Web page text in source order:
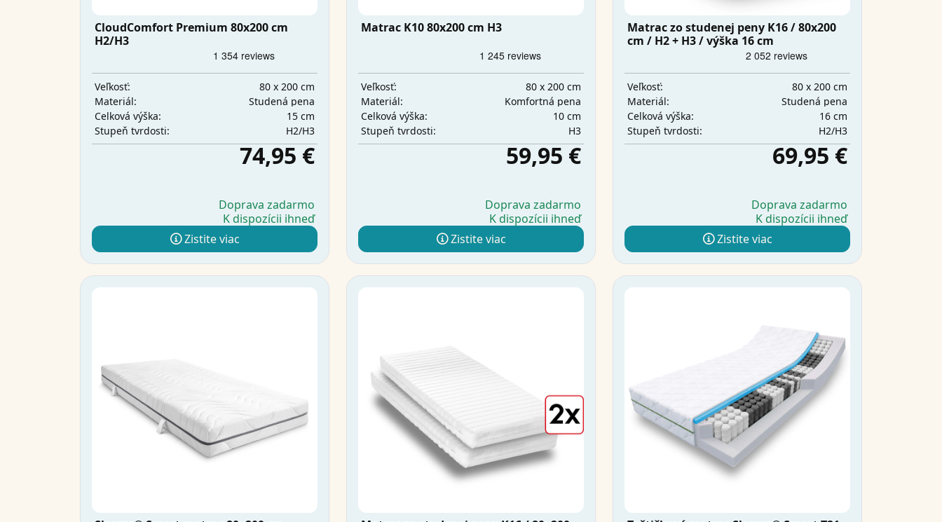
CloudComfort Premium 80x200 cm
H2/H3
Veľkosť:
80 x 200 cm
Materiál:
Studená pena
Celková výška:
15 cm
Stupeň tvrdosti:
H2/H3
74,95 €
Doprava zadarmo
K dispozícii ihneď
Zistite viac
Matrac K10 80x200 cm H3
Veľkosť:
80 x 200 cm
Materiál:
Komfortná pena
Celková výška:
10 cm
Stupeň tvrdosti:
H3
59,95 €
Doprava zadarmo
K dispozícii ihneď
Zistite viac
Matrac zo studenej peny K16 / 80x200
cm / H2 + H3 / výška 16 cm
Veľkosť:
80 x 200 cm
Materiál:
Studená pena
Celková výška:
16 cm
Stupeň tvrdosti:
H2/H3
69,95 €
Doprava zadarmo
K dispozícii ihneď
Zistite viac